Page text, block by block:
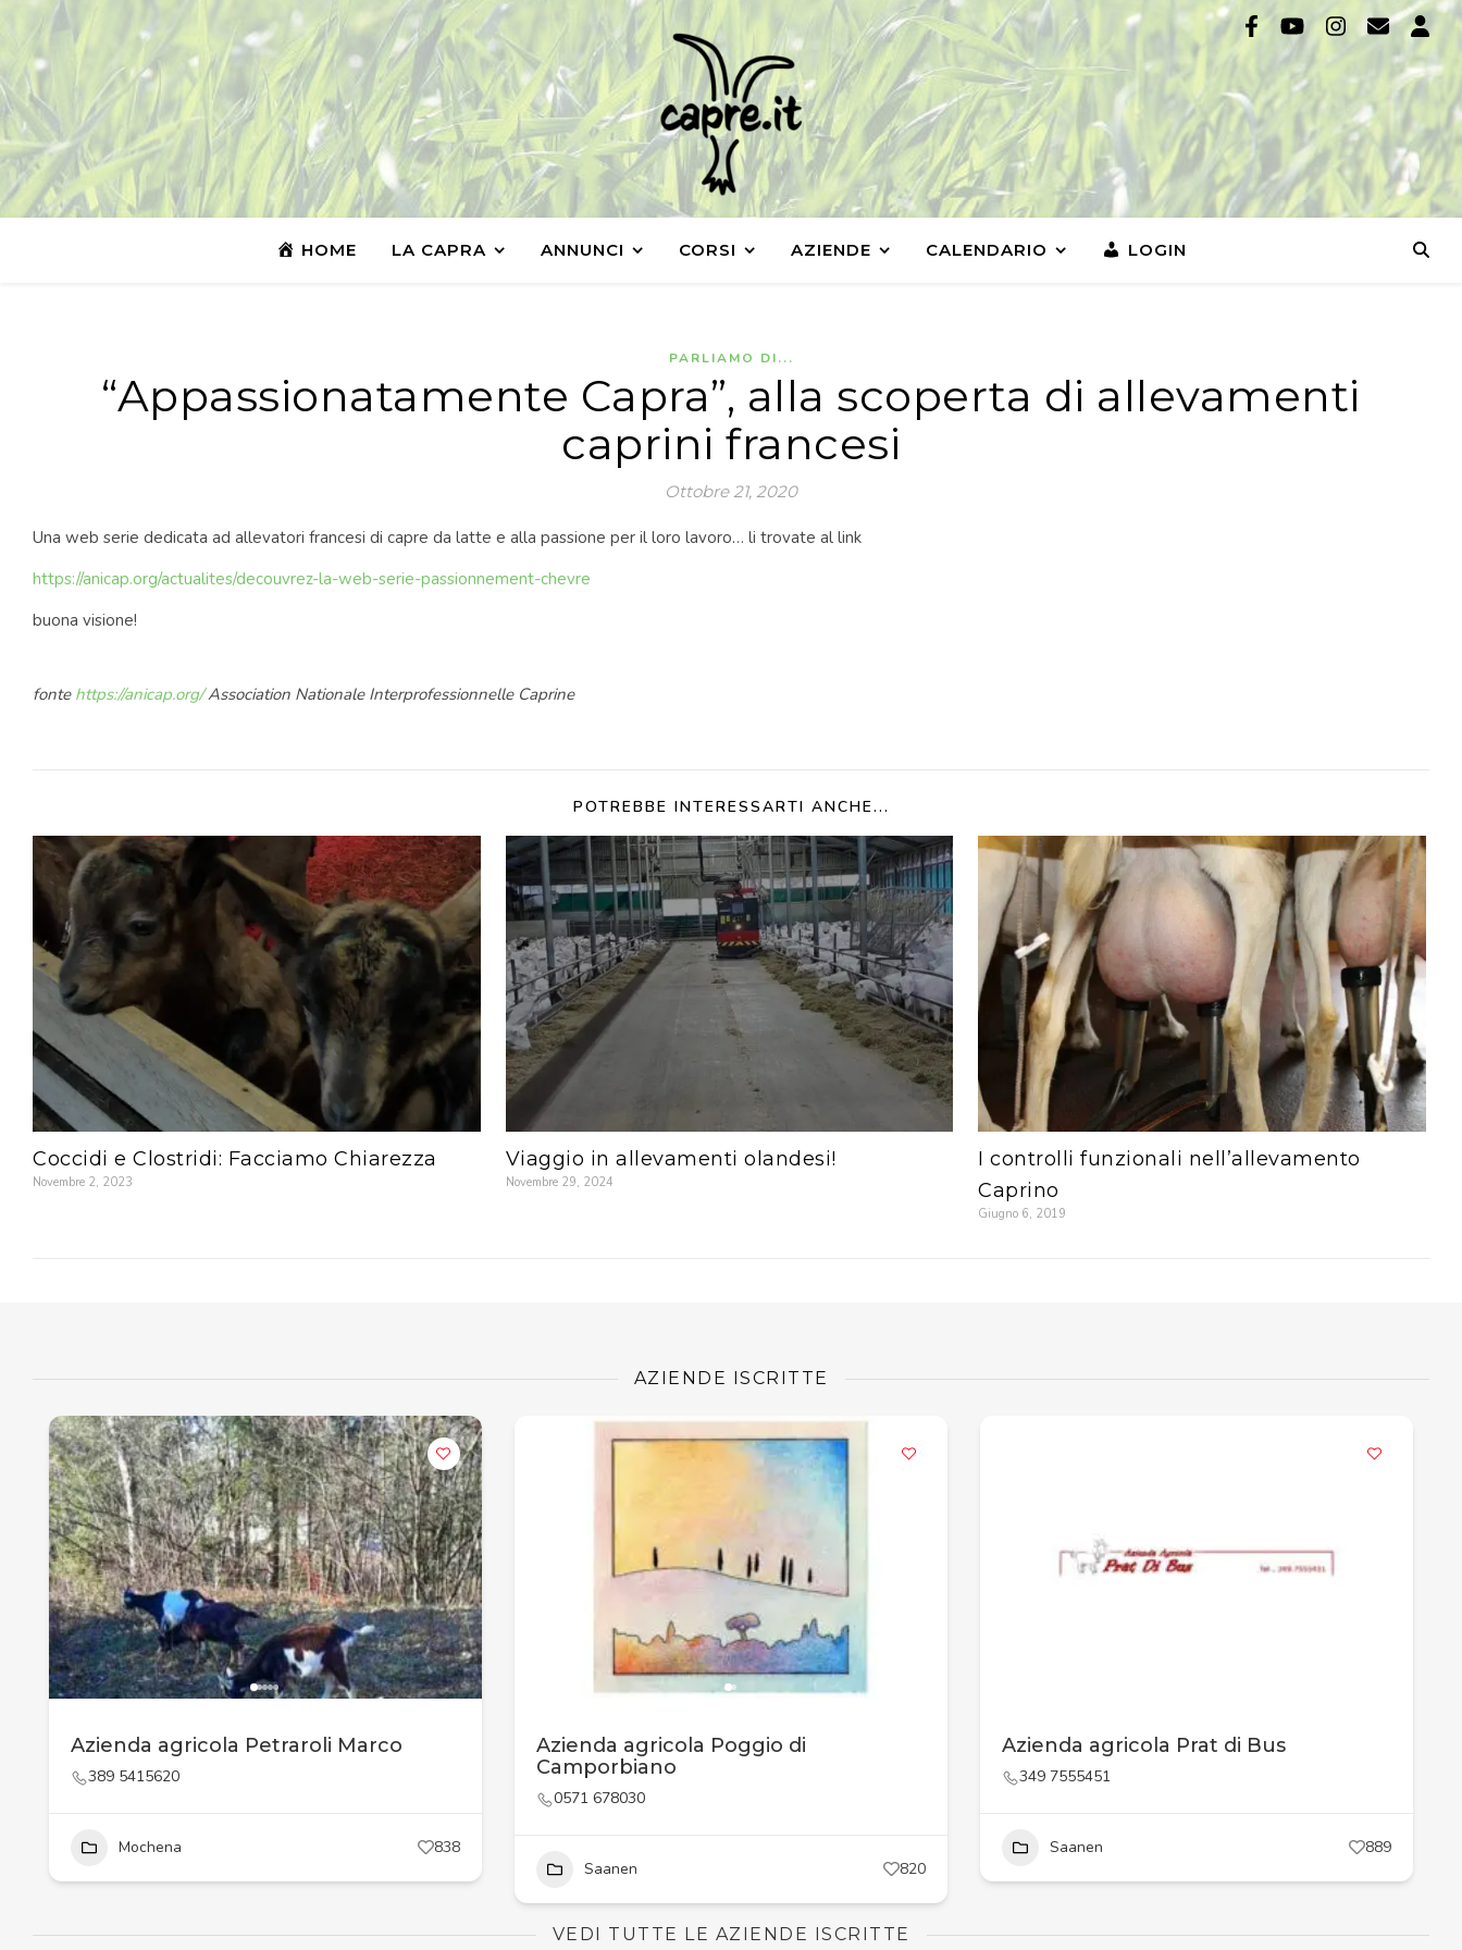
HOME LA CAPRA ANNUNCI CORSI AZIENDE CALENDARIO LOGIN
PARLIAMO DI...
“Appassionatamente Capra”, alla scoperta di allevamenti
caprini francesi
Ottobre 21, 2020
Una web serie dedicata ad allevatori francesi di capre da latte e alla passione per il loro lavoro… li trovate al link
https://anicap.org/actualites/decouvrez-la-web-serie-passionnement-chevre
buona visione!
fonte https://anicap.org/Association Nationale Interprofessionnelle Caprine
POTREBBE INTERESSARTI ANCHE...
Coccidi e Clostridi: Facciamo Chiarezza
Novembre 2, 2023
Viaggio in allevamenti olandesi!
Novembre 29, 2024
I controlli funzionali nell’allevamento
Caprino
Giugno 6, 2019
AZIENDE ISCRITTE
Azienda agricola Petraroli Marco
389 5415620
Mochena 838
Azienda agricola Poggio di
Camporbiano
0571 678030
Saanen 820
Azienda agricola Prat di Bus
349 7555451
Saanen 889
VEDI TUTTE LE AZIENDE ISCRITTE